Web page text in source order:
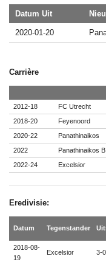
Datum Uit
2020-01-20
Carrière
2012-18
FC Utrecht
2018-20
Feyenoord
2020-22
Panathinaikos
2022
Panathinaikos B
2022-24
Excelsior
Eredivisie:
Datum Tegenstander
2018-08-
19
Excelsior 3-0